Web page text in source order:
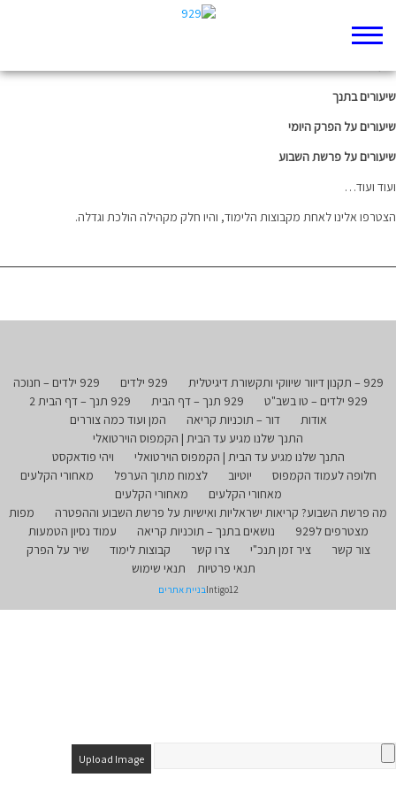
התנך שלנו מגיע עד הבית | הקמפוס הוירטואלי
בבידוד? לא רוצים לצאת מהבית? הקמפוס הוירטואלי שלנו מאפשר לכם ללמוד מהחדר:
שיעורים בתנך
שיעורים על הפרק היומי
שיעורים על פרשת השבוע
ועוד ועוד…
הצטרפו אלינו לאחת מקבוצות הלימוד, והיו חלק מקהילה הולכת וגדלה.
929 – תקנון דיוור שיווקי ותקשורת דיגיטלית 929 ילדים
929 ילדים – חנוכה
929 ילדים – טו בשב"ט
929 תנך – דף הבית
929 תנך – דף הבית 2
אודות
דור – תוכניות קריאה
המן ועוד כמה צוררים
התנך שלנו מגיע עד הבית | הקמפוס הוירטואלי
התנך שלנו מגיע עד הבית | הקמפוס הוירטואלי
ויהי פודאקסט
חלופה לעמוד הקמפוס
יוטיוב לצמוח מתוך הערפל
מאחורי הקלעים
מאחורי הקלעים
מאחורי הקלעים
מה פרשת השבוע? קריאות ישראליות ואישיות על פרשת השבוע וההפטרה
מפות
מצטרפים ל929
נושאים בתנך – תוכניות קריאה
עמוד נסיון הטמעות
צור קשר
ציר זמן תנכ"י צרו קשר קבוצות לימוד
שיר על הפרק
תנאי פרטיות
תנאי שימוש
Intigo12בניית אתרים